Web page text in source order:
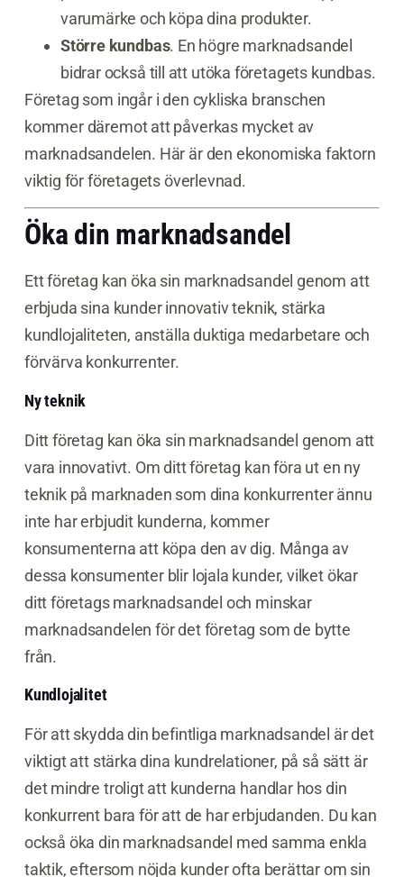
varumärke och köpa dina produkter.
Större kundbas. En högre marknadsandel
bidrar också till att utöka företagets kundbas.
Företag som ingår i den cykliska branschen
kommer däremot att påverkas mycket av
marknadsandelen. Här är den ekonomiska faktorn
viktig för företagets överlevnad.
Öka din marknadsandel
Ett företag kan öka sin marknadsandel genom att
erbjuda sina kunder innovativ teknik, stärka
kundlojaliteten, anställa duktiga medarbetare och
förvärva konkurrenter.
Ny teknik
Ditt företag kan öka sin marknadsandel genom att
vara innovativt. Om ditt företag kan föra ut en ny
teknik på marknaden som dina konkurrenter ännu
inte har erbjudit kunderna, kommer
konsumenterna att köpa den av dig. Många av
dessa konsumenter blir lojala kunder, vilket ökar
ditt företags marknadsandel och minskar
marknadsandelen för det företag som de bytte
från.
Kundlojalitet
För att skydda din befintliga marknadsandel är det
viktigt att stärka dina kundrelationer, på så sätt är
det mindre troligt att kunderna handlar hos din
konkurrent bara för att de har erbjudanden. Du kan
också öka din marknadsandel med samma enkla
taktik, eftersom nöjda kunder ofta berättar om sin